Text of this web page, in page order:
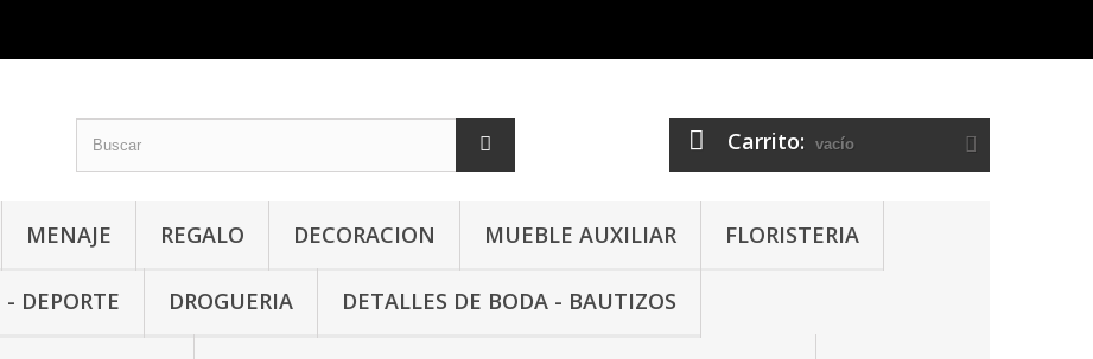
Carrito: vacío
MENAJE REGALO DECORACION MUEBLE AUXILIAR FLORISTERIA
- DEPORTE DROGUERIA DETALLES DE BODA - BAUTIZOS